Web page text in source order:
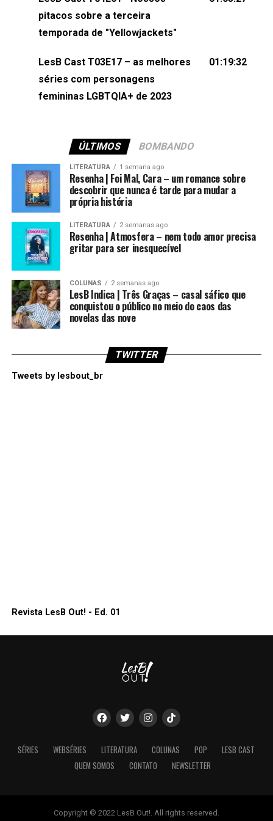
(⁠⁠⁠⁠@brunarfentanes⁠⁠⁠⁠) e Pollyelly FlorêncioEdição de
Naiady Machado
pitacos sobre a terceira
temporada de "Yellowjackets"
LesB Cast T03E17 – as melhores
séries com personagens
femininas LGBTQIA+ de 2023
01:19:32
ÚLTIMOS BOMBANDO
LITERATURA 1 semana ago
Resenha | Foi Mal, Cara – um romance sobre
descobrir que nunca é tarde para mudar a
própria história
LITERATURA 2 semanas ago
Resenha | Atmosfera – nem todo amor precisa
gritar para ser inesquecível
COLUNAS 2 semanas ago
LesB Indica | Três Graças – casal sáfico que
conquistou o público no meio do caos das
novelas das nove
TWITTER
Tweets by lesbout_br
Revista LesB Out! - Ed. 01
SÉRIES WEBSÉRIES LITERATURA COLUNAS POP
LESB CAST
QUEM SOMOS
CONTATO NEWSLETTER
Copyright © 2022 LesB Out!. All rights reserved.